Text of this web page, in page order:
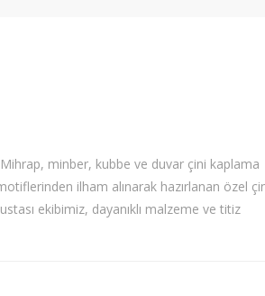
minber, kubbe ve duvar çini kaplama
ilham alınarak hazırlanan özel
ekibimiz, dayanıklı malzeme ve titiz